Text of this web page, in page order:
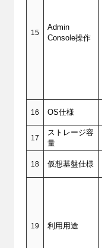
15
Admin
Console操作
16 OS仕様
17
ストレージ容
量
18 仮想基盤仕様
19 利用用途